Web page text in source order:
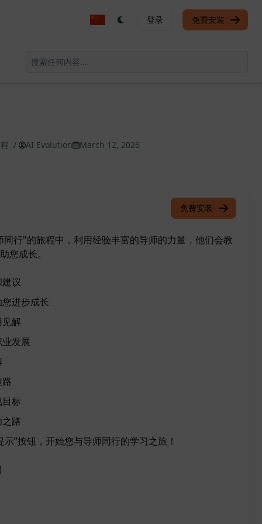
登录 免费安装
/ AI Evolution March 12, 2026
免费安装
行"的旅程中，利用经验丰富的导师的力量，他们会教
您成长。
议
进步成长
解
发展
标
路
”按钮，开始您与导师同行的学习之旅！